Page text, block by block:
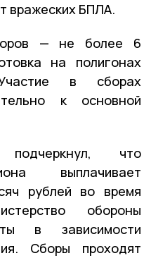
вражеских БПЛА.
— не более 6
на полигонах
в сборах
к основной
что
выплачивает
рублей во время
обороны
в зависимости
Сборы проходят